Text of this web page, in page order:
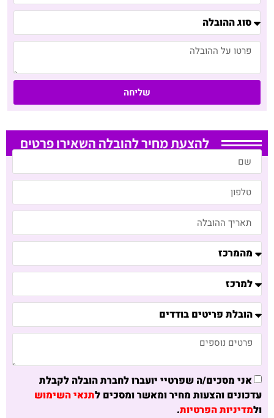
שליחה
להצעת מחיר להובלה השאירו פרטים
אני מסכים/ה שפרטיי יועברו לחברת הובלה לקבלת
עדכונים והצעות מחיר ומאשר ומסכים לתנאי השימוש
ולמדיניות הפרטיות.